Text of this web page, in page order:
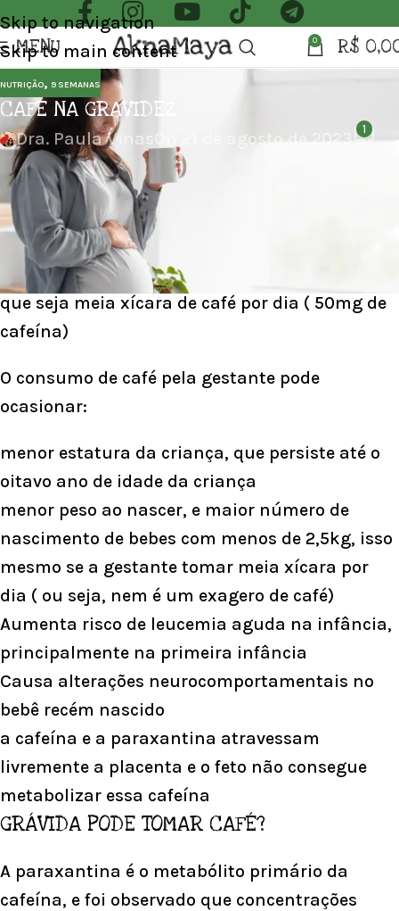
Skip to navigation
Skip to main content
MENU 0 R$
NUTRIÇÃO, 9 SEMANAS
CAFÉ NA GRAVIDEZ
Dra. Paula Vinas On 21 de agosto de 2023 1
CAFÉ NA GRAVIDEZ – PODE TOMAR CAFÉ NA
GRAVIDEZ?
O consumo de café
gestantes. Se a gestante for fazer uso de café,
que seja meia xícara de café por dia ( 50mg de
cafeína)
O consumo de café pela gestante pode
ocasionar:
menor estatura da criança, que persiste até o
oitavo ano de idade da criança
menor peso ao nascer, e maior número de
nascimento de bebes com menos de 2,5kg, isso
mesmo se a gestante tomar meia xícara por
dia ( ou seja, nem é um exagero de café)
Aumenta risco de leucemia aguda na infância,
principalmente na primeira infância
Causa alterações neurocomportamentais no
bebê recém nascido
a cafeína e a paraxantina atravessam
livremente a placenta e o feto não consegue
metabolizar essa cafeína
GRÁVIDA PODE TOMAR CAFÉ?
A paraxantina é o metabólito primário da
cafeína, e foi observado que concentrações